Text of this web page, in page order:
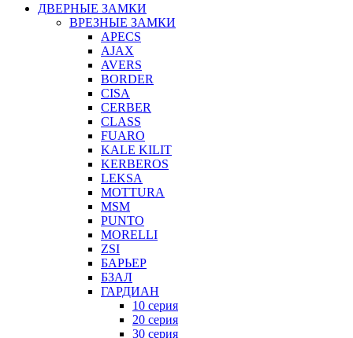
ДВЕРНЫЕ ЗАМКИ
ВРЕЗНЫЕ ЗАМКИ
APECS
AJAX
AVERS
BORDER
CISA
CERBER
CLASS
FUARO
KALE KILIT
KERBEROS
LEKSA
MOTTURA
MSM
PUNTO
MORELLI
ZSI
БАРЬЕР
БЗАЛ
ГАРДИАН
10 серия
20 серия
30 серия